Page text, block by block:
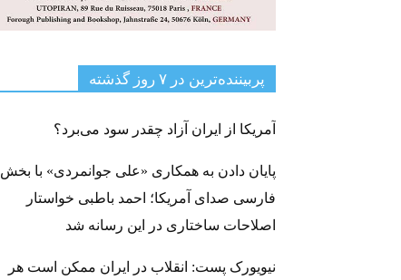
پربیننده‌ترین‌ در ۷ روز گذشته
آمریکا از ایران آزاد چقدر سود می‌برد؟
پایان دادن به همکاری «علی جوانمردی» با بخش
فارسی صدای آمریکا؛ احمد باطبی خواستار
اصلاحات ساختاری در این رسانه شد
نیویورک پست: انقلاب در ایران ممکن است هر